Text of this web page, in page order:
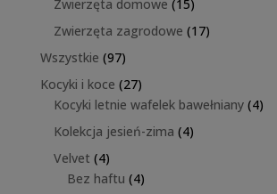
Zwierzęta domowe 15
produktów
Zwierzęta zagrodowe 1717
Wszystkie 9797
produktów
Kocyki i koce 2727
produktów
Kocyki letnie wafelek bawełniany 44
Kolekcja jesień-zima 44
Velvet 44
produkty
Bez haftu 44